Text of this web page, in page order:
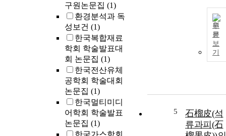
구원논문집 (1)
환경분석과 독
성보건 (1)
한국복합재료
학회 학술발표대
회 논문집 (1)
한국전산유체
공학회 학술대회
논문집 (1)
한국멀티미디
어학회 학술발표
논문집 (1)
원
문
보
기
5
石榴皮(석
류과피(石